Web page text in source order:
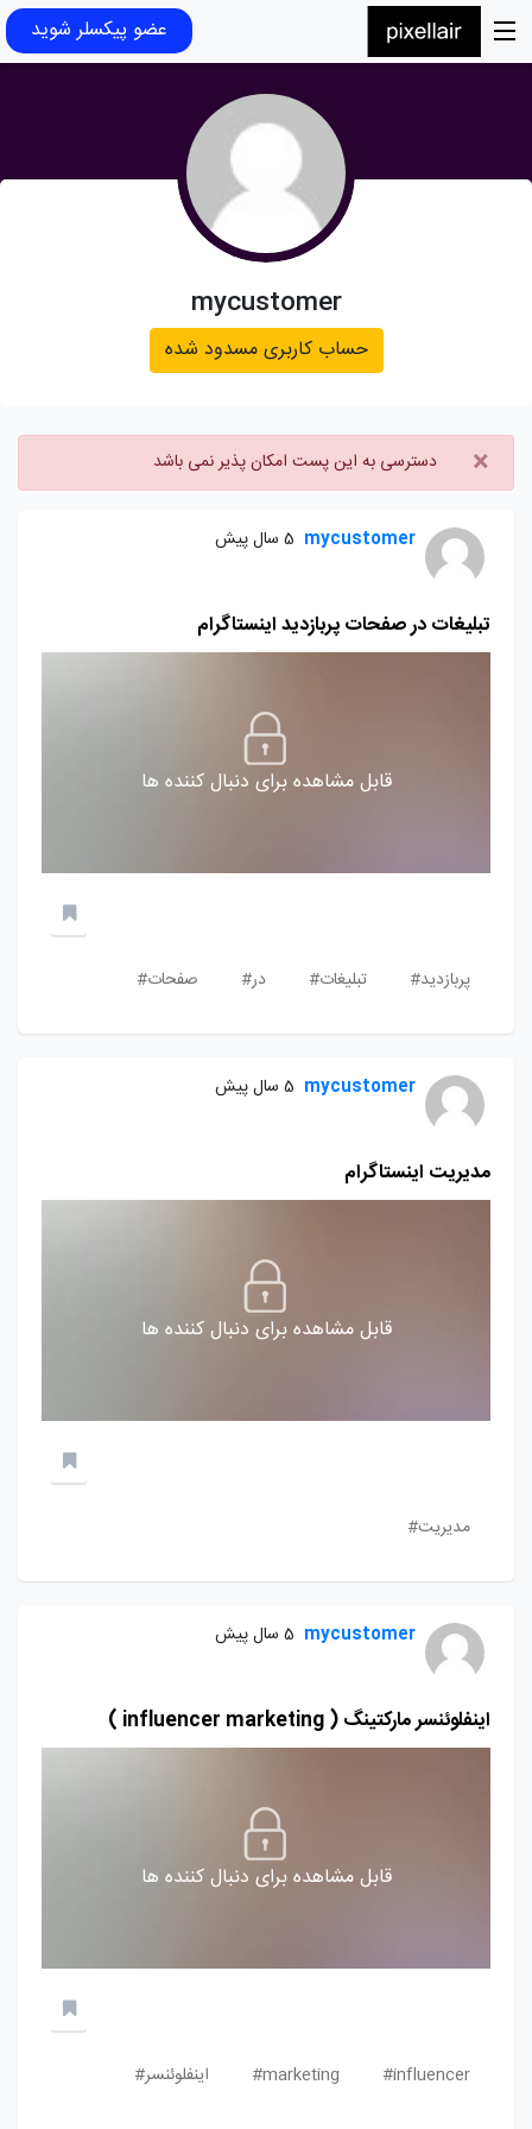
عضو پیکسلر شوید
mycustomer
حساب کاربری مسدود شده
× دسترسی به این پست امکان پذیر نمی باشد
mycustomer 5 سال پیش
تبلیغات در صفحات پربازدید اینستاگرام
قابل مشاهده برای دنبال کننده ها
پربازدید# تبلیغات# در# صفحات#
mycustomer 5 سال پیش
مدیریت اینستاگرام
قابل مشاهده برای دنبال کننده ها
مدیریت#
mycustomer 5 سال پیش
اینفلوئنسر مارکتینگ ( influencer marketing )
قابل مشاهده برای دنبال کننده ها
influencer#
marketing# اینفلوئنسر#